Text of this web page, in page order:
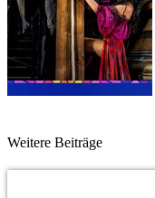
Weitere Beiträge